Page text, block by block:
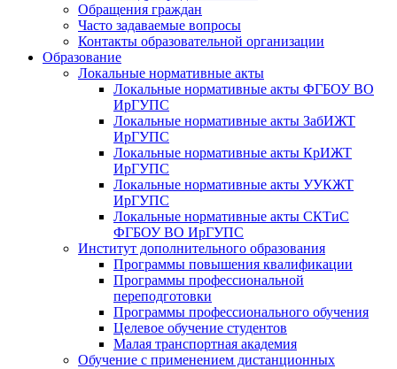
Обращения граждан
Часто задаваемые вопросы
Контакты образовательной организации
Образование
Локальные нормативные акты
Локальные нормативные акты ФГБОУ ВО
ИрГУПС
Локальные нормативные акты ЗабИЖТ
ИрГУПС
Локальные нормативные акты КрИЖТ
ИрГУПС
Локальные нормативные акты УУКЖТ
ИрГУПС
Локальные нормативные акты СКТиС
ФГБОУ ВО ИрГУПС
Институт дополнительного образования
Программы повышения квалификации
Программы профессиональной
переподготовки
Программы профессионального обучения
Целевое обучение студентов
Малая транспортная академия
Обучение с применением дистанционных